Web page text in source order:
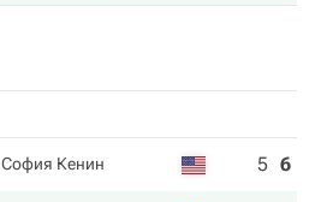
София Кенин 5 6